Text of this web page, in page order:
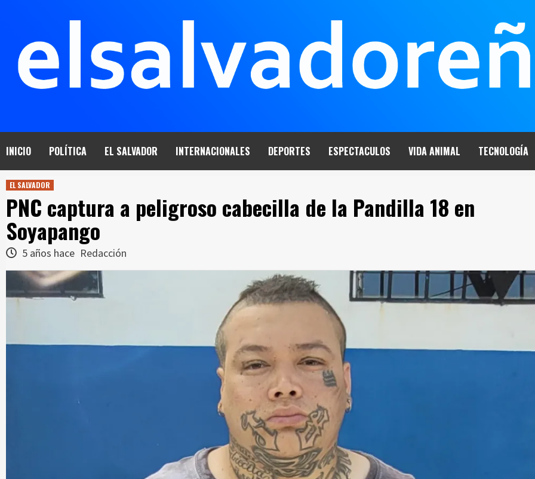
INICIO POLÍTICA EL SALVADOR INTERNACIONALES DEPORTES ESPECTACULOS VIDA ANIMAL TECNOLOGÍA
EL SALVADOR
PNC captura a peligroso cabecilla de la Pandilla 18 en
Soyapango
5 años hace Redacción